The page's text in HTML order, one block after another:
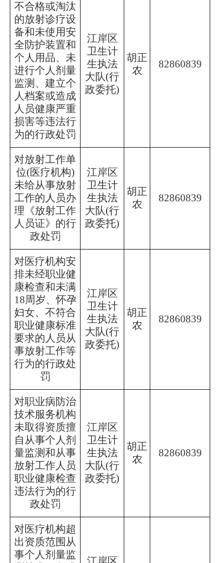
不合格或淘汰
的放射诊疗设
备和未使用安
全防护装置和
个人用品、未
进行个人剂量
监测、建立个
人档案或造成
人员健康严重
损害等违法行
为的行政处罚
江岸区
卫生计
生执法
大队(行
政委托)
胡正
农
82860839
对放射工作单
位(医疗机构)
未给从事放射
工作的人员办
理《放射工作
人员证》的行
政处罚
江岸区
卫生计
生执法
大队(行
政委托)
胡正
农
82860839
对医疗机构安
排未经职业健
康检查和未满
18周岁、怀孕
妇女、不符合
职业健康标准
要求的人员从
事放射工作等
行为的行政处
罚
江岸区
卫生计
生执法
大队(行
政委托)
胡正
农
82860839
对职业病防治
技术服务机构
未取得资质擅
自从事个人剂
量监测和从事
放射工作人员
职业健康检查
违法行为的行
政处罚
江岸区
卫生计
生执法
大队(行
政委托)
胡正
农
82860839
对医疗机构超
出资质范围从
事个人剂量监